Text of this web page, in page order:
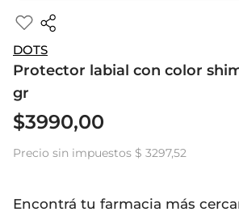
DOTS
Protector labial con color
gr
$3990,00
Precio sin impuestos $ 3297,52
Encontrá tu farmacia más